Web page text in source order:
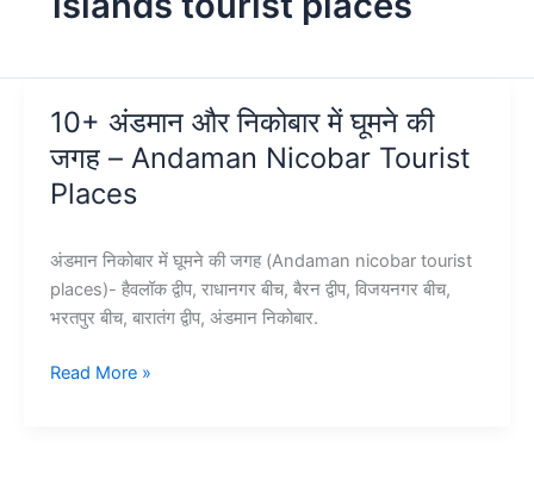
10+ अंडमान और निकोबार में घूमने की
जगह – Andaman Nicobar Tourist
Places
अंडमान निकोबार में घूमने की जगह (Andaman nicobar tourist
places)- हैवलॉक द्वीप, राधानगर बीच, बैरन द्वीप, विजयनगर बीच,
भरतपुर बीच, बारातंग द्वीप, अंडमान निकोबार.
10+
Read More »